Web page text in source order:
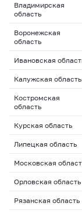
Владимирская
область
Воронежская
область
Ивановская
Калужская область
Костромская
область
Курская область
Липецкая область
Московская
Орловская область
Рязанская область